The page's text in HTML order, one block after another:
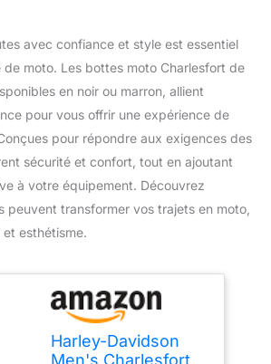
avec confiance et style est essentiel
de moto. Les bottes moto Charlesfort de
en noir ou marron, allient
pour vous offrir une expérience de
pour répondre aux exigences des
sécurité et confort, tout en ajoutant
à votre équipement. Découvrez
peuvent transformer vos trajets en moto,
esthétisme.
Harley-Davidson
Men's Charlesfort